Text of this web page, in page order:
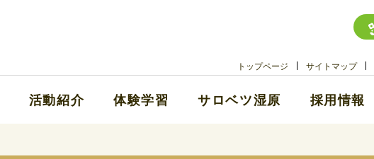
トップページ サイトマップ
活動紹介 体験学習 サロベツ湿原 採用情報